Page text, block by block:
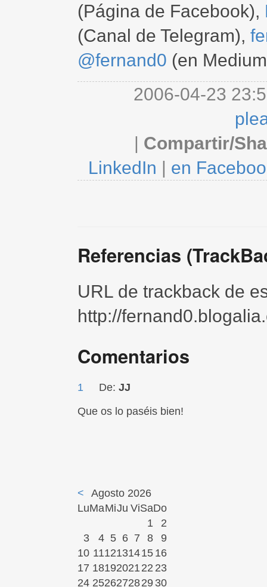
(Página de Facebook),
(Canal de Telegram),
@fernand0 (en
2006-04-23
| Compartir/
LinkedIn | en
Referencias
URL de trackback de
http://
Comentarios
1 De: JJ
Que os lo paséis bien!
<
Agosto 2026
LuMaMiJu ViSaDo
1
2
3
4 5 6 7 8
9
10 1112131415 16
17 18192021 22 23
24 2526272829 30